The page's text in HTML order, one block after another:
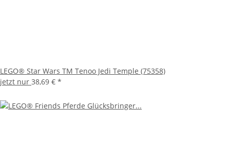
LEGO® Star Wars TM Tenoo Jedi Temple (75358)
jetzt nur 38,69 € *